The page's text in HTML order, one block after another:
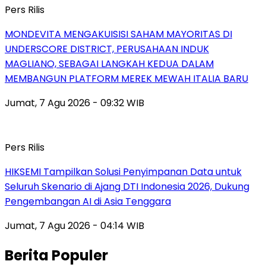
Pers Rilis
MONDEVITA MENGAKUISISI SAHAM MAYORITAS DI
UNDERSCORE DISTRICT, PERUSAHAAN INDUK
MAGLIANO, SEBAGAI LANGKAH KEDUA DALAM
MEMBANGUN PLATFORM MEREK MEWAH ITALIA BARU
Jumat, 7 Agu 2026 - 09:32 WIB
Pers Rilis
HIKSEMI Tampilkan Solusi Penyimpanan Data untuk
Seluruh Skenario di Ajang DTI Indonesia 2026, Dukung
Pengembangan AI di Asia Tenggara
Jumat, 7 Agu 2026 - 04:14 WIB
Berita Populer